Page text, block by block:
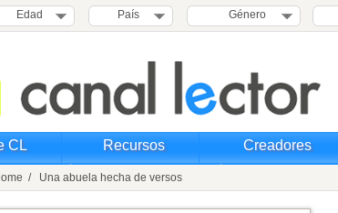
Edad País Género
CL Recursos Creadores
/ Una abuela hecha de versos